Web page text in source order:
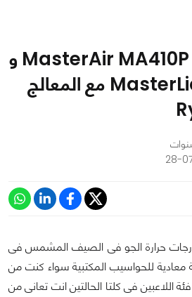
تجربتنا للمُبردات MasterAir MA410P و
MasterLiquid ML240R مع المعالج
درجات حرارة الجو فى الصيف المشمس فى
معادية للحواسيب المكتبية سواء كنت من
اللاعبين فى كلتا الحالتين انت تعانى من